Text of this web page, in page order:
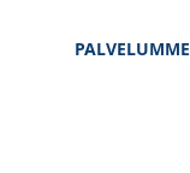
PALVELUMME